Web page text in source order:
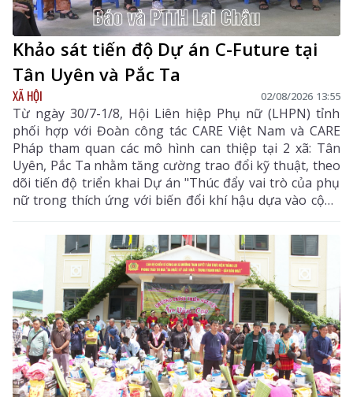
Khảo sát tiến độ Dự án C-Future tại
Tân Uyên và Pắc Ta
XÃ HỘI 02/08/2026 13:55
Từ ngày 30/7-1/8, Hội Liên hiệp Phụ nữ (LHPN) tỉnh
phối hợp với Đoàn công tác CARE Việt Nam và CARE
Pháp tham quan các mô hình can thiệp tại 2 xã: Tân
Uyên, Pắc Ta nhằm tăng cường trao đổi kỹ thuật, theo
dõi tiến độ triển khai Dự án "Thúc đẩy vai trò của phụ
nữ trong thích ứng với biến đổi khí hậu dựa vào cộng
đồng (C-Future)" được UBND tỉnh phê duyệt theo
Quyết định số 400/QĐ-UBND ngày 27/2/2025.